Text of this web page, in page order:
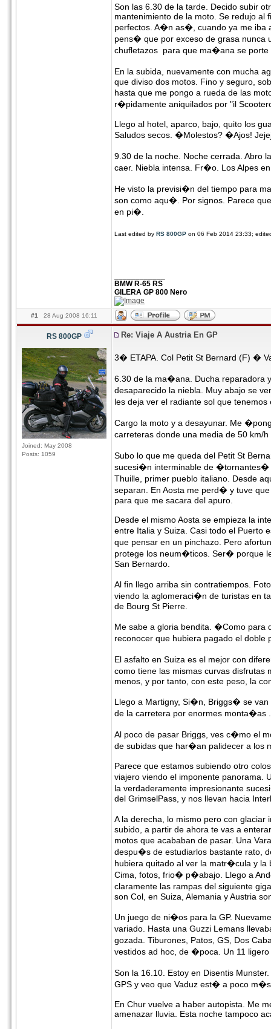
Son las 6.30 de la tarde. Decido subir
mantenimiento de la moto. Se redujo al
perfectos. A�n as�, cuando ya me iba
pens� que por exceso de grasa nunca
chufletazos para que ma�ana se porte
En la subida, nuevamente con mucha
que diviso dos motos. Fino y seguro,
hasta que me pongo a rueda de las
r�pidamente aniquilados por "il
Llego al hotel, aparco, bajo, quito los
Saludos secos. �Molestos? �Ajos!
9.30 de la noche. Noche cerrada. Abro
caer. Niebla intensa. Fr�o. Los Alpes
He visto la previsi�n del tiempo para
son como aqu�. Por signos. Parece
en pi�.
Last edited by RS 800GP on 06 Feb 2014 23:33;
BMW R-65 RS
GILERA GP 800 Nero
#1 28 Aug 2008 16:11
RS 800GP
Joined: May 2008
Posts: 1059
Re: Viaje A Austria En GP
3� ETAPA. Col Petit St Bernard (F) �
6.30 de la ma�ana. Ducha reparadora
desaparecido la niebla. Muy abajo se
les deja ver el radiante sol que
Cargo la moto y a desayunar. Me
carreteras donde una media de 50 km/
Subo lo que me queda del Petit St
sucesi�n interminable de �tornantes�
Thuille, primer pueblo italiano. Desde
separan. En Aosta me perd� y tuve
para que me sacara del apuro.
Desde el mismo Aosta se empieza la
entre Italia y Suiza. Casi todo el
que pensar en un pinchazo. Pero
protege los neum�ticos. Ser� porque
San Bernardo.
Al fin llego arriba sin contratiempos.
viendo la aglomeraci�n de turistas en
de Bourg St Pierre.
Me sabe a gloria bendita. �Como
reconocer que hubiera pagado el
El asfalto en Suiza es el mejor con
como tiene las mismas curvas
menos, y por tanto, con este peso, la
Llego a Martigny, Si�n, Briggs� se van
de la carretera por enormes monta�as .
Al poco de pasar Briggs, ves c�mo el
de subidas que har�an palidecer a los
Parece que estamos subiendo otro
viajero viendo el imponente panorama.
la verdaderamente impresionante
del GrimselPass, y nos llevan hacia
A la derecha, lo mismo pero con
subido, a partir de ahora te vas a
motos que acababan de pasar. Una
despu�s de estudiarlos bastante rato,
hubiera quitado al ver la matr�cula y
Cima, fotos, frio� p�abajo. Llego a
claramente las rampas del siguiente
son Col, en Suiza, Alemania y Austria
Un juego de ni�os para la GP.
variado. Hasta una Guzzi Lemans
gozada. Tiburones, Patos, GS, Dos
vestidos ad hoc, de �poca. Un 11
Son la 16.10. Estoy en Disentis
GPS y veo que Vaduz est� a poco
En Chur vuelve a haber autopista. Me
amenazar lluvia. Esta noche tampoco